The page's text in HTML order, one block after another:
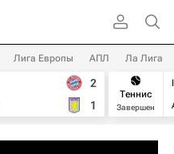
Лига Европы АПЛ Ла Лига
2
1
Теннис
Завершен